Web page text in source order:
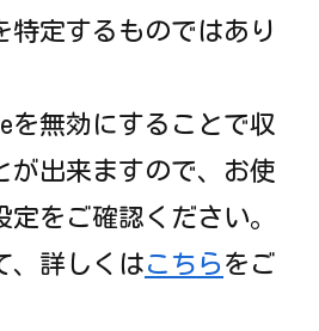
特定するものではあり
を無効にすることで収
が出来ますので、お使
をご確認ください。
、詳しくはこちらをご